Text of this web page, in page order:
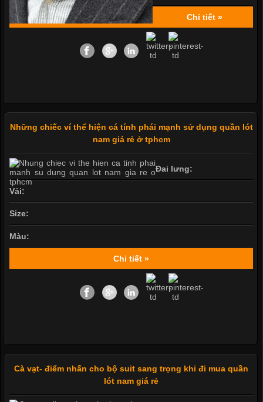
Chi tiết »
Những chiếc ví thể hiện cá tính phái mạnh sử dụng quần lót
nam giá rẻ ở tphcm
Đai lưng:
Vải:
Size:
Màu:
Chi tiết »
Cà vạt- điểm nhấn cho bộ suit sang trọng khi đi mua quần
lót nam giá rẻ